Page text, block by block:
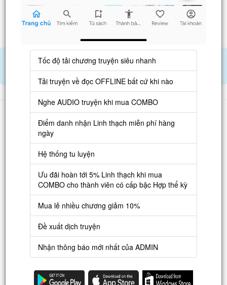
Trước Sau
Tải APP đọc truyện OFFLINE và nghe AUDIO khi mua combo.
Điểm danh hàng ngày nhận Lịch Thạch
Danh sách
Truyện mới
Truyện Hot
Truyện Full
Truyện Dịch Miễn Phí
Thao tác
Nạp LT
Danh sách combo
Nguời dùng
Tốc độ tải chương truyện siêu nhanh
Tải truyện về đọc OFFLINE bất cứ khi nào
Nghe AUDIO truyện khi mua COMBO
Điểm danh nhận Linh thạch miễn phí hàng
ngày
Hệ thống tu luyện
Ưu đãi hoàn tới 5% Linh thạch khi mua
COMBO cho thành viên có cấp bậc Hợp thể kỳ
Mua lẻ nhiều chương giảm 10%
Đề xuất dịch truyện
Nhận thông báo mới nhất của ADMIN